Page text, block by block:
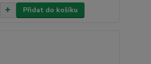
Přidat do košíku